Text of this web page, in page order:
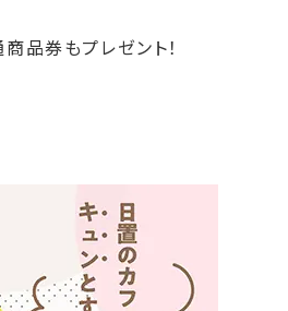
品券もプレゼント！